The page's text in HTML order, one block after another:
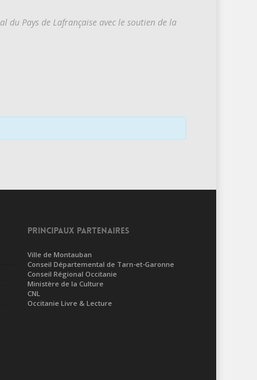
du Pays de Lafrançaise avec le soutien de la
PRINCIPAUX PARTENAIRES
Ville de Montauban
Conseil Départemental de Tarn-et-Garonne
Conseil Régional Occitanie
Ministère de la Culture
CNL
Occitanie Livre & Lecture